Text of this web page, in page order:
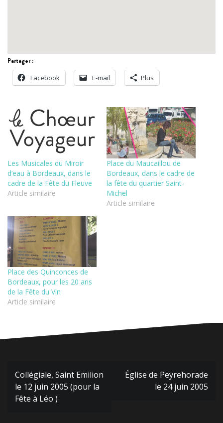
Partager :
Facebook
E-mail Plus
Les Musicales du Miroir
d’eau à Bordeaux, dans le
cadre de la Fête du Fleuve
Article similaire
Place du Maucaillou de
Bordeaux, dans le cadre de
la fête du quartier Saint-
Michel
Article similaire
Place des Quinconces de
Bordeaux, pour les 20 ans
de la Fête du Vin
Article similaire
Navigation
de
l’article
Collégiale, Saint Emilion
le 12 juin 2005 (pour la
Fête à Léo )
Église de Peyrehorade
le 24 juin 2005